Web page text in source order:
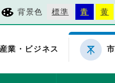
背景色 標準 青 黄
産業・ビジネス